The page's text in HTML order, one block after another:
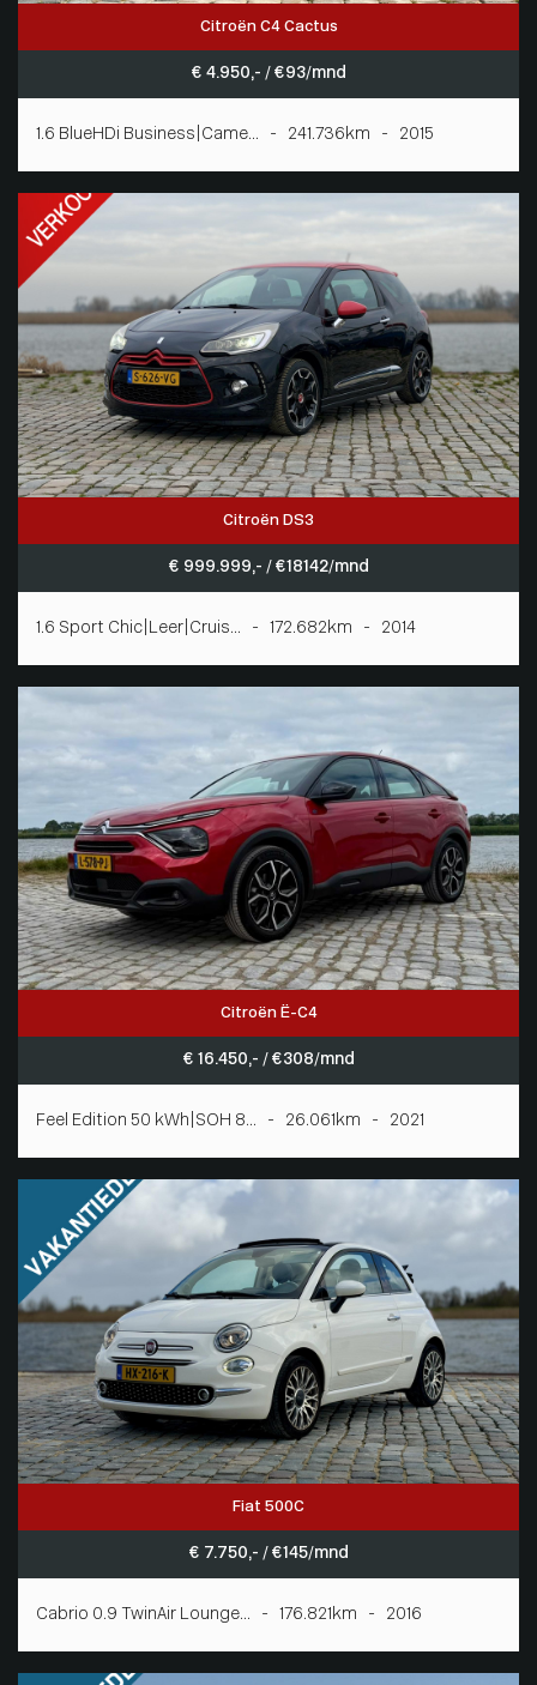
Citroën C4 Cactus
€ 4.950,- / € 93/mnd
1.6 BlueHDi Business|Came... - 241.736km - 2015
Citroën DS3
€ 999.999,- / € 18142/mnd
1.6 Sport Chic|Leer|Cruis... - 172.682km - 2014
Citroën Ë-C4
€ 16.450,- / € 308/mnd
Feel Edition 50 kWh|SOH 8... - 26.061km - 2021
Fiat 500C
€ 7.750,- / € 145/mnd
Cabrio 0.9 TwinAir Lounge... - 176.821km - 2016